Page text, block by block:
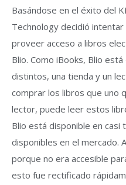
Basándose en el éxito del
Technology decidió
proveer acceso a libros
Blio. Como iBooks, Blio
distintos, una tienda y un
comprar los libros que uno
lector, puede leer estos
Blio está disponible en casi
disponibles en el mercado.
porque no era accesible
esto fue rectificado